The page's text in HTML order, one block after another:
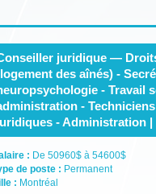
juridique —
des aînés) -
- Travail
-
- Administration
: De 50960$ à 54600$
de poste : Permanent
: Montréal